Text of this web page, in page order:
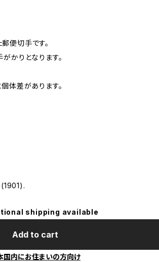
便切手です。
かりとなります。
体差があります。
shipping available
Add to cart
国内にお住まいの方向け